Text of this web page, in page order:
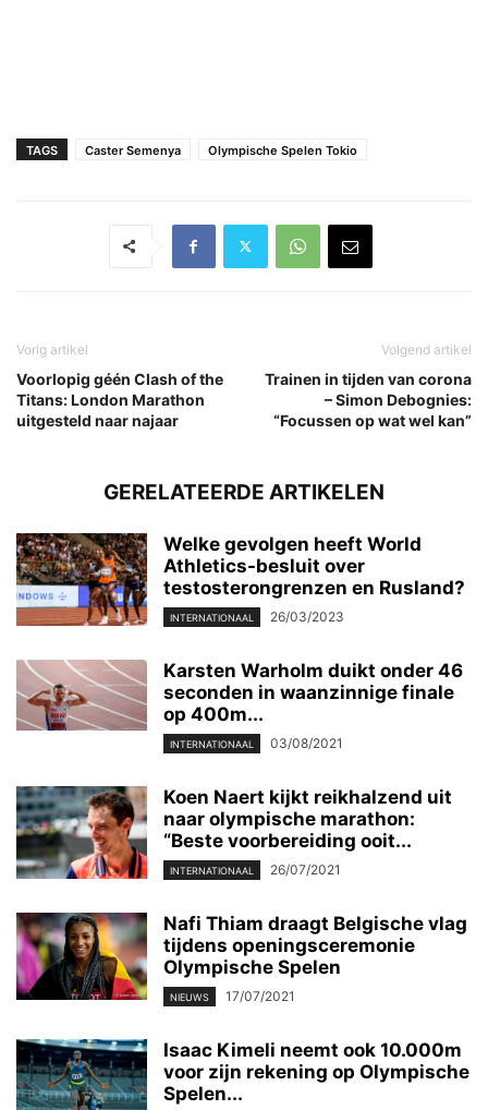
TAGS Caster Semenya Olympische Spelen Tokio
Vorig artikel
Voorlopig géén Clash of the
Titans: London Marathon
uitgesteld naar najaar
Volgend artikel
Trainen in tijden van corona
– Simon Debognies:
“Focussen op wat wel kan”
GERELATEERDE ARTIKELEN
Welke gevolgen heeft World
Athletics-besluit over
testosterongrenzen en Rusland?
INTERNATIONAAL 26/03/2023
Karsten Warholm duikt onder 46
seconden in waanzinnige finale
op 400m...
INTERNATIONAAL 03/08/2021
Koen Naert kijkt reikhalzend uit
naar olympische marathon:
“Beste voorbereiding ooit...
INTERNATIONAAL 26/07/2021
Nafi Thiam draagt Belgische vlag
tijdens openingsceremonie
Olympische Spelen
NIEUWS 17/07/2021
Isaac Kimeli neemt ook 10.000m
voor zijn rekening op Olympische
Spelen...